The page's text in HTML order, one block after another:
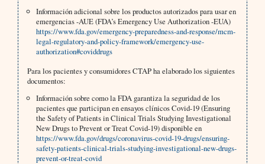
Información adicional sobre los productos autorizados para usar en
emergencias -AUE (FDA’s Emergency Use Authorization -EUA)
https://www.fda.gov/emergency-preparedness-and-response/mcm-
legal-regulatory-and-policy-framework/emergency-use-
authorization#coviddrugs
Para los pacientes y consumidores CTAP ha elaborado los siguientes
documentos:
Información sobre como la FDA garantiza la seguridad de los
pacientes que participan en ensayos clínicos Covid-19 (Ensuring
the Safety of Patients in Clinical Trials Studying Investigational
New Drugs to Prevent or Treat Covid-19) disponible en
https://www.fda.gov/drugs/coronavirus-covid-19-drugs/ensuring-
safety-patients-clinical-trials-studying-investigational-new-drugs-
prevent-or-treat-covid